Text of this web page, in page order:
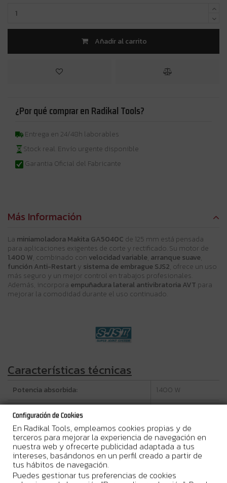
Añadir al carrito
¿Por qué comprar en Radikal Tools?
Entrega en 24/48h laborables
Stock real. Envío urgente disponible
Garantia Oficial del Fabricante
Más Información
La miniamoladora Makita GA5040C de 125 mm está pensada
para aplicaciones exigentes de corte y rectificado. Su motor de
1.400 W, combinado con velocidad variable, arranque suave,
función Anti-Restart y sistema de embrague SJS2, ofrece un uso
más seguro y un mejor control en trabajos profesionales.
Además, incorpora empuñadura lateral antivibratoria AVT para
mejorar la comodidad durante el uso continuado.
Características técnicas
Potencia absorbida:
1.400 W
Potencia máxima de salida:
Velocidad sin carga:
2.800 - 11.000
RPM
Diámetro del disco:
125 mm
Profundidad máxima de corte:
20 mm
Configuración de Cookies
En Radikal Tools, empleamos cookies propias y de
terceros para mejorar la experiencia de navegación en
nuestra web y ofrecerte publicidad adaptada a tus
intereses, basándonos en un perfil creado a partir de
tus hábitos de navegación.
Puedes gestionar tus preferencias de cookies